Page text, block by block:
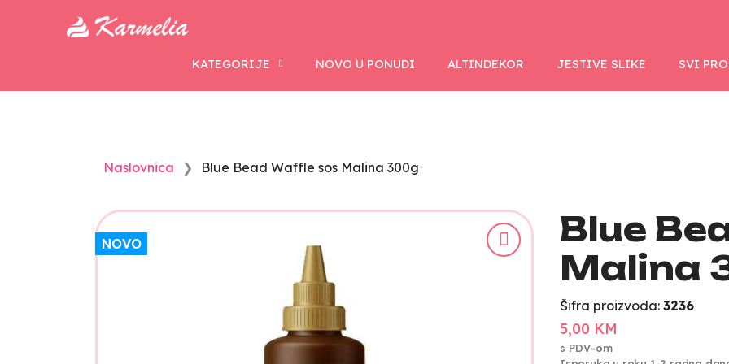
KATEGORIJE NOVO U PONUDI ALTINDEKOR JESTIVE SLIKE SVI
Naslovnica Blue Bead Waffle sos Malina 300g
NOVO
Blue
Malina
Šifra proizvoda: 3236
5,00 KM
s PDV-om